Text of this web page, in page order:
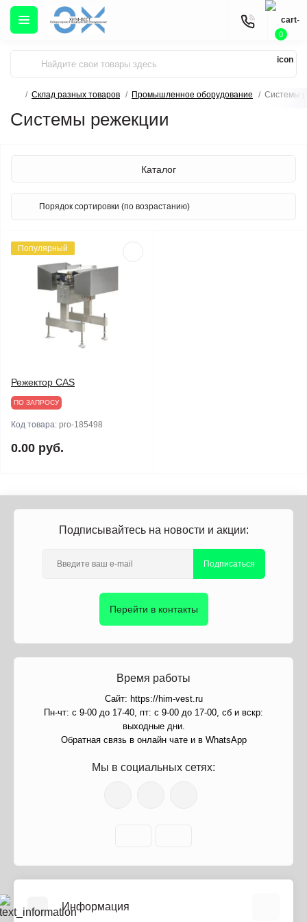
0
Склад разных товаров Промышленное оборудование Системы
Системы режекции
Каталог
Популярный
Режектор CAS
ПО ЗАПРОСУ
Код товара: pro-185498
0.00 руб.
Подписывайтесь на новости и акции:
Подписаться
Перейти в контакты
Время работы
Сайт: https://him-vest.ru
Пн-чт: с 9-00 до 17-40, пт: с 9-00 до 17-00, сб и вскр:
выходные дни.
Обратная связь в онлайн чате и в WhatsApp
Мы в социальных сетях:
Информация